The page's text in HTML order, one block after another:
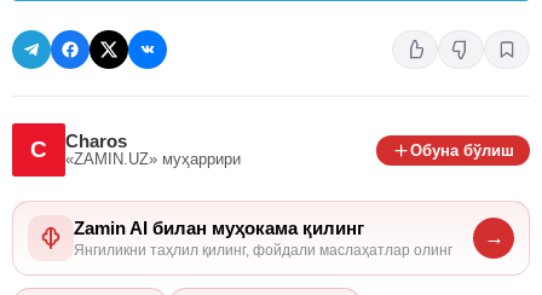
C Charos
«ZAMIN.UZ» муҳаррири
Обуна бўлиш
Zamin AI билан муҳокама қилинг
Янгиликни таҳлил қилинг, фойдали маслаҳатлар олинг
→